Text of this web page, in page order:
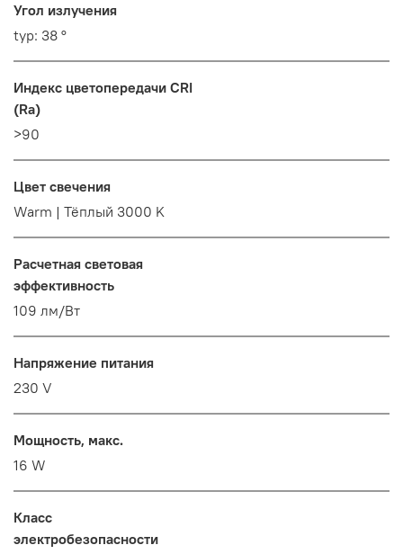
Угол излучения
typ: 38 °
Индекс цветопередачи CRI
(Ra)
>90
Цвет свечения
Warm | Тёплый 3000 K
Расчетная световая
эффективность
109 лм/Вт
Напряжение питания
230 V
Мощность, макс.
16 W
Класс
электробезопасности